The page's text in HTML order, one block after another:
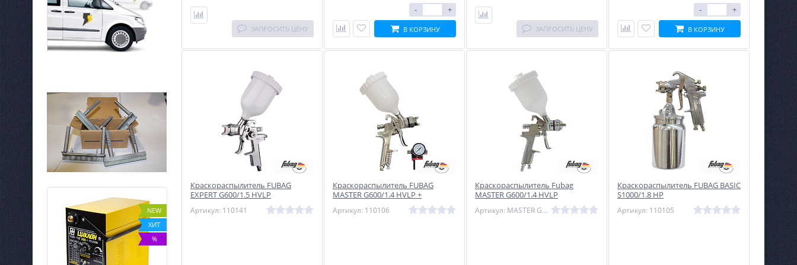
NEW
ХИТ
%
NEW
NEW
NEW
%
ЗАПРОСИТЬ ЦЕНУ
- +
В КОРЗИНУ ЗАПРОСИТЬ ЦЕНУ
- +
В КОРЗИНУ
Краскораспылитель FUBAG
EXPERT G600/1.5 HVLP
Артикул: 110141
Краскораспылитель FUBAG
MASTER G600/1.4 HVLP +
Артикул: 110106
Краскораспылитель Fubag
MASTER G600/1.4 HVLP
Артикул: MASTER G600/1.4 HVLP
Краскораспылитель FUBAG BASIC
S1000/1.8 HP
Артикул: 110105